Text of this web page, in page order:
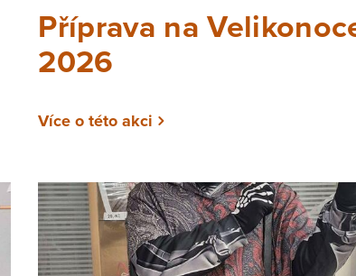
Příprava na
2026
Více o této akci